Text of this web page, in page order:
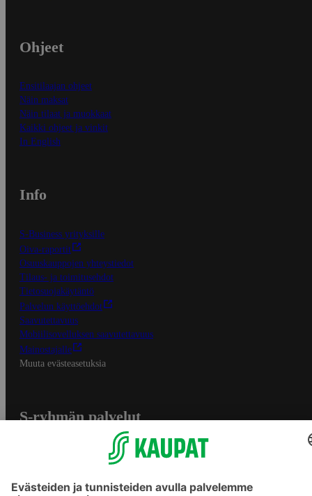
Ohjeet
Ensitilaajan ohjeet
Näin maksat
Näin tilaat ja muokkaat
Kaikki ohjeet ja vinkit
In English
Info
S-Business yrityksille
Oiva-raportit
Osuuskauppojen yhteystiedot
Tilaus- ja toimitusehdot
Tietosuojakäytäntö
Palvelun käyttöehdot
Saavutettavuus
Mobiilisovelluksen saavutettavuus
Mainostajalle
Muuta evästeasetuksia
S-ryhmän palvelut
Yhteishyvä Ruoka -sovellus